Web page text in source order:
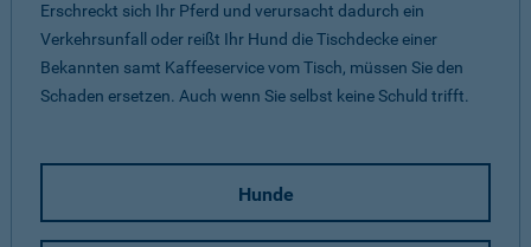
Erschreckt sich Ihr Pferd und verursacht dadurch ein
Verkehrsunfall oder reißt Ihr Hund die Tischdecke einer
Bekannten samt Kaffeeservice vom Tisch, müssen Sie den
Schaden ersetzen. Auch wenn Sie selbst keine Schuld trifft.
Hunde